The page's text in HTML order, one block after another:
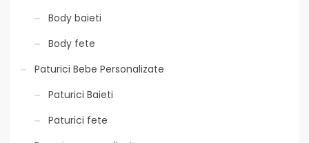
Body baieti
Body fete
Paturici Bebe Personalizate
Paturici Baieti
Paturici fete